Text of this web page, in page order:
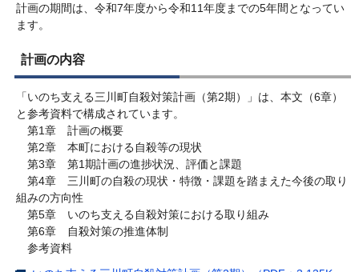
計画の期間は、令和7年度から令和11年度までの5年間となってい
ます。
計画の内容
「いのち支える三川町自殺対策計画（第2期）」は、本文（6章）
と参考資料で構成されています。
第1章 計画の概要
第2章 本町における自殺等の現状
第3章 第1期計画の進捗状況、評価と課題
第4章 三川町の自殺の現状・特徴・課題を踏まえた今後の取り
組みの方向性
第5章 いのち支える自殺対策における取り組み
第6章 自殺対策の推進体制
参考資料